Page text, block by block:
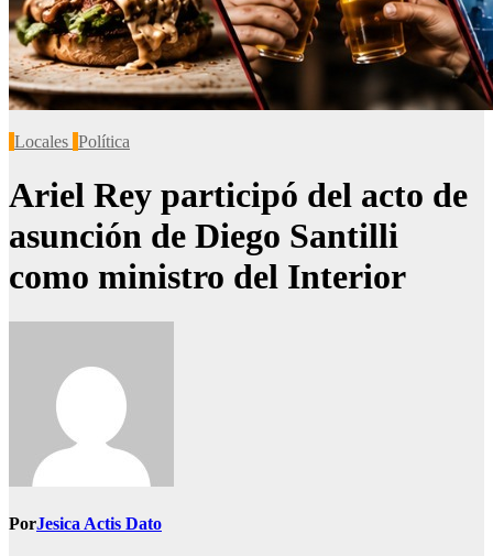
Locales Política
Ariel Rey participó del acto de
asunción de Diego Santilli
como ministro del Interior
PorJesica Actis Dato